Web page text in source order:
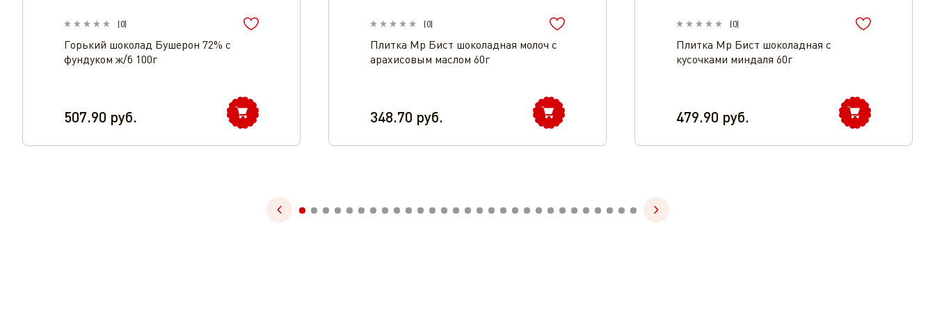
(0)
Горький шоколад Бушерон 72% с
фундуком ж/б 100г
507.90 руб.
(0)
Плитка Мр Бист шоколадная молоч с
арахисовым маслом 60г
348.70 руб.
(0)
Плитка Мр Бист шоколадная с
кусочками миндаля 60г
479.90 руб.